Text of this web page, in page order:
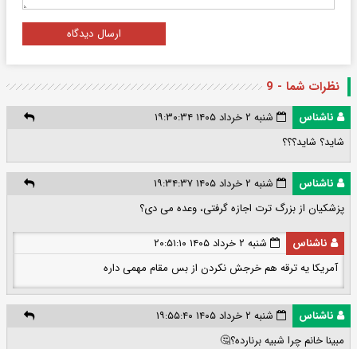
ارسال دیدگاه
نظرات شما - 9
ناشناس
شنبه ۲ خرداد ۱۴۰۵ ۱۹:۳۰:۳۴
شاید؟ شاید؟؟؟
ناشناس
شنبه ۲ خرداد ۱۴۰۵ ۱۹:۳۴:۳۷
پزشکیان از بزرگ ترت اجازه گرفتی، وعده می دی؟
ناشناس
شنبه ۲ خرداد ۱۴۰۵ ۲۰:۵۱:۱۰
آمریکا یه ترقه هم خرجش نکردن از بس مقام مهمی داره
ناشناس
شنبه ۲ خرداد ۱۴۰۵ ۱۹:۵۵:۴۰
مبینا خانم چرا شبیه برنارده؟🤔